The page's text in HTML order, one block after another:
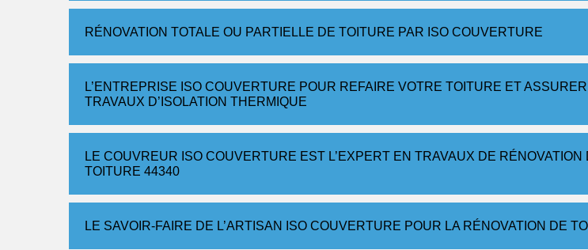
RÉNOVATION TOTALE OU PARTIELLE DE TOITURE PAR ISO COUVERTURE
L’ENTREPRISE ISO COUVERTURE POUR REFAIRE VOTRE TOITURE ET
TRAVAUX D’ISOLATION THERMIQUE
LE COUVREUR ISO COUVERTURE EST L’EXPERT EN TRAVAUX DE RÉNOVATION
TOITURE 44340
LE SAVOIR-FAIRE DE L’ARTISAN ISO COUVERTURE POUR LA RÉNOVATION DE